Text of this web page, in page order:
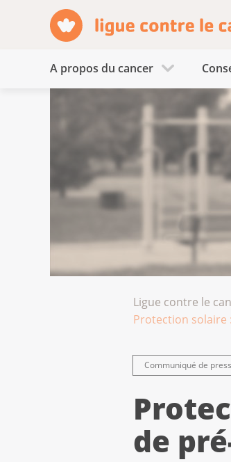
A propos du cancer
Ligue contre le
Protection solaire
Communiqué de
de